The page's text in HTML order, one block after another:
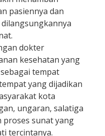
pasiennya dan
dokter
kesehatan yang
tempat
yang dijadikan
kota
ungaran, salatiga
proses sunat yang
tercintanya.